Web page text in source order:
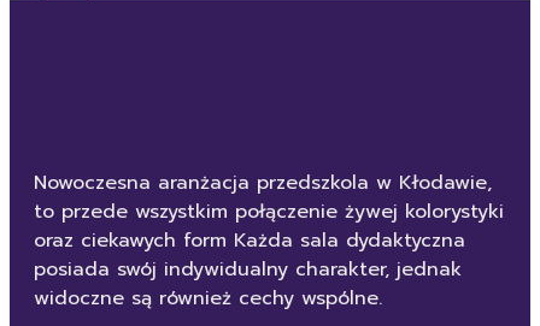
Nowoczesna aranżacja przedszkola w Kłodawie,
to przede wszystkim połączenie żywej kolorystyki
oraz ciekawych form Każda sala dydaktyczna
posiada swój indywidualny charakter, jednak
widoczne są również cechy wspólne.